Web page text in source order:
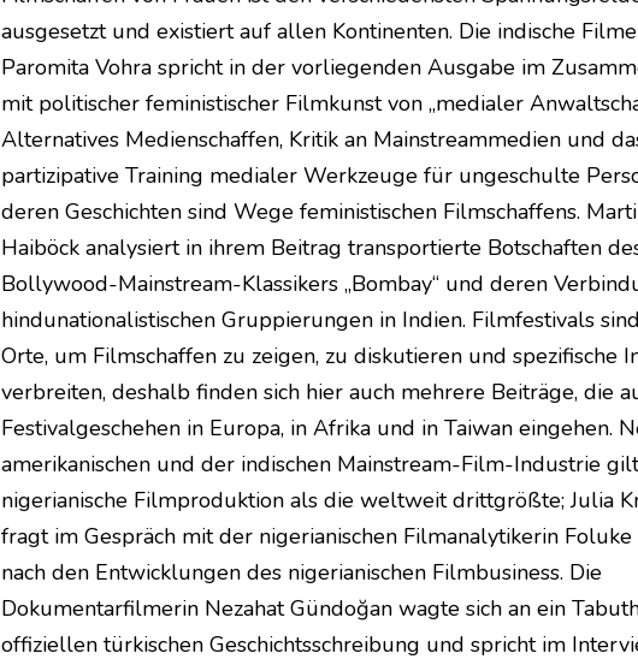
ausgesetzt und existiert auf allen Kontinenten. Die indische
Paromita Vohra spricht in der vorliegenden Ausgabe im
mit politischer feministischer Filmkunst von „medialer
Alternatives Medienschaffen, Kritik an Mainstreammedien und
partizipative Training medialer Werkzeuge für ungeschulte
deren Geschichten sind Wege feministischen Filmschaffens.
Haiböck analysiert in ihrem Beitrag transportierte Botschaften
Bollywood-Mainstream-Klassikers „Bombay“ und deren
hindunationalistischen Gruppierungen in Indien. Filmfestivals
Orte, um Filmschaffen zu zeigen, zu diskutieren und spezifische
verbreiten, deshalb finden sich hier auch mehrere Beiträge, die
Festivalgeschehen in Europa, in Afrika und in Taiwan eingehen.
amerikanischen und der indischen Mainstream-Film-Industrie
nigerianische Filmproduktion als die weltweit drittgrößte; Julia
fragt im Gespräch mit der nigerianischen Filmanalytikerin
nach den Entwicklungen des nigerianischen Filmbusiness. Die
Dokumentarfilmerin Nezahat Gündoğan wagte sich an ein
offiziellen türkischen Geschichtsschreibung und spricht im